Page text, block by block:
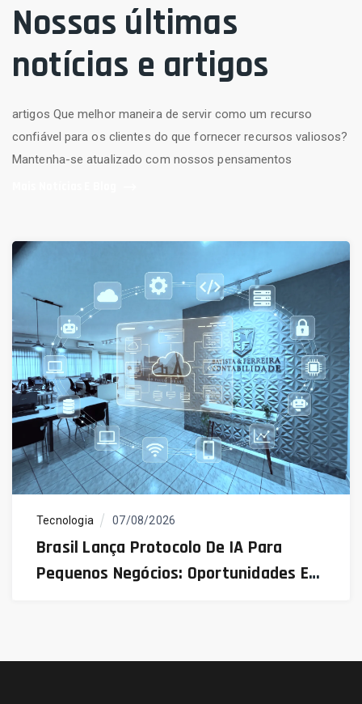
Nossas últimas
notícias e artigos
artigos Que melhor maneira de servir como um recurso
confiável para os clientes do que fornecer recursos valiosos?
Mantenha-se atualizado com nossos pensamentos
Tecnologia 07/08/2026
Brasil Lança Protocolo De IA Para
Pequenos Negócios: Oportunidades E